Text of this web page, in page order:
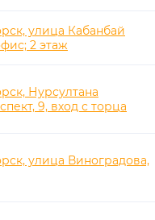
улица Кабанбай
2 этаж
Нурсултана
9, вход с торца
улица Виноградова,